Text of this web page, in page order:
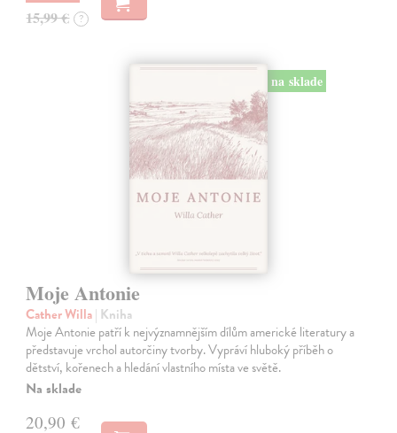
15,99 € ?
na sklade
Moje Antonie
Cather Willa| Kniha
Moje Antonie patří k nejvýznamnějším dílům americké literatury a
představuje vrchol autorčiny tvorby. Vypráví hluboký příběh o
dětství, kořenech a hledání vlastního místa ve světě.
Na sklade
20,90 €